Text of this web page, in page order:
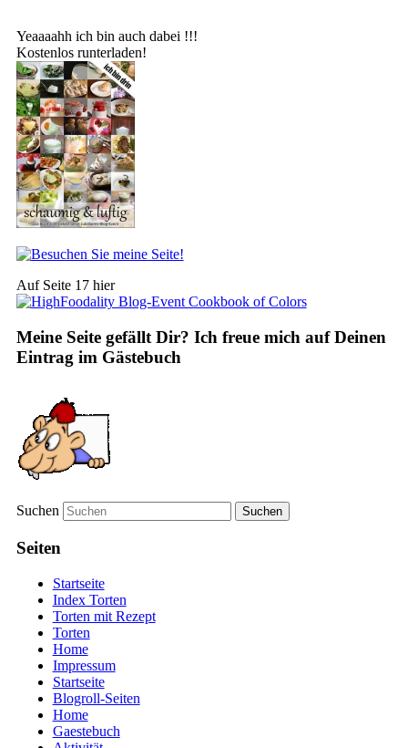
Yeaaaahh ich bin auch dabei !!!
Kostenlos runterladen!
Auf Seite 17 hier
Meine Seite gefällt Dir? Ich freue mich auf Deinen
Eintrag im Gästebuch
Suchen
Seiten
Startseite
Index Torten
Torten mit Rezept
Torten
Home
Impressum
Startseite
Blogroll-Seiten
Home
Gaestebuch